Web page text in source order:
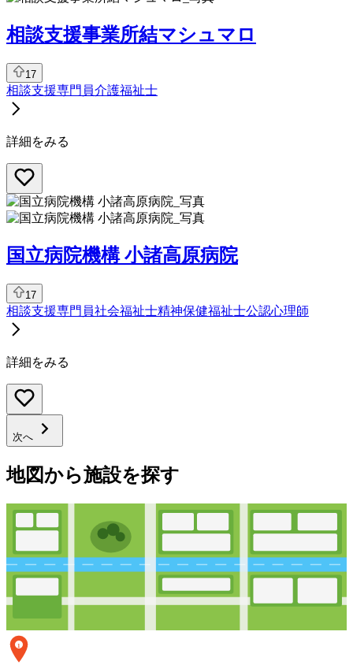
相談支援事業所結マシュマロ
17
相談支援専門員介護福祉士
詳細をみる
国立病院機構 小諸高原病院
17
相談支援専門員社会福祉士精神保健福祉士公認心理師
詳細をみる
次へ
地図から施設を探す
1